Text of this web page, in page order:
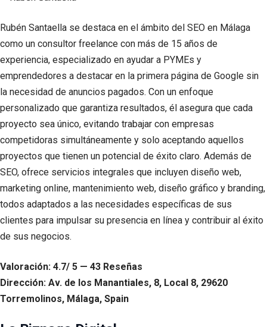
Rubén Santaella se destaca en el ámbito del SEO en Málaga
como un consultor freelance con más de 15 años de
experiencia, especializado en ayudar a PYMEs y
emprendedores a destacar en la primera página de Google sin
la necesidad de anuncios pagados. Con un enfoque
personalizado que garantiza resultados, él asegura que cada
proyecto sea único, evitando trabajar con empresas
competidoras simultáneamente y solo aceptando aquellos
proyectos que tienen un potencial de éxito claro. Además de
SEO, ofrece servicios integrales que incluyen diseño web,
marketing online, mantenimiento web, diseño gráfico y branding,
todos adaptados a las necesidades específicas de sus
clientes para impulsar su presencia en línea y contribuir al éxito
de sus negocios.
Valoración: 4.7/ 5 — 43 Reseñas
Dirección: Av. de los Manantiales, 8, Local 8, 29620
Torremolinos, Málaga, Spain